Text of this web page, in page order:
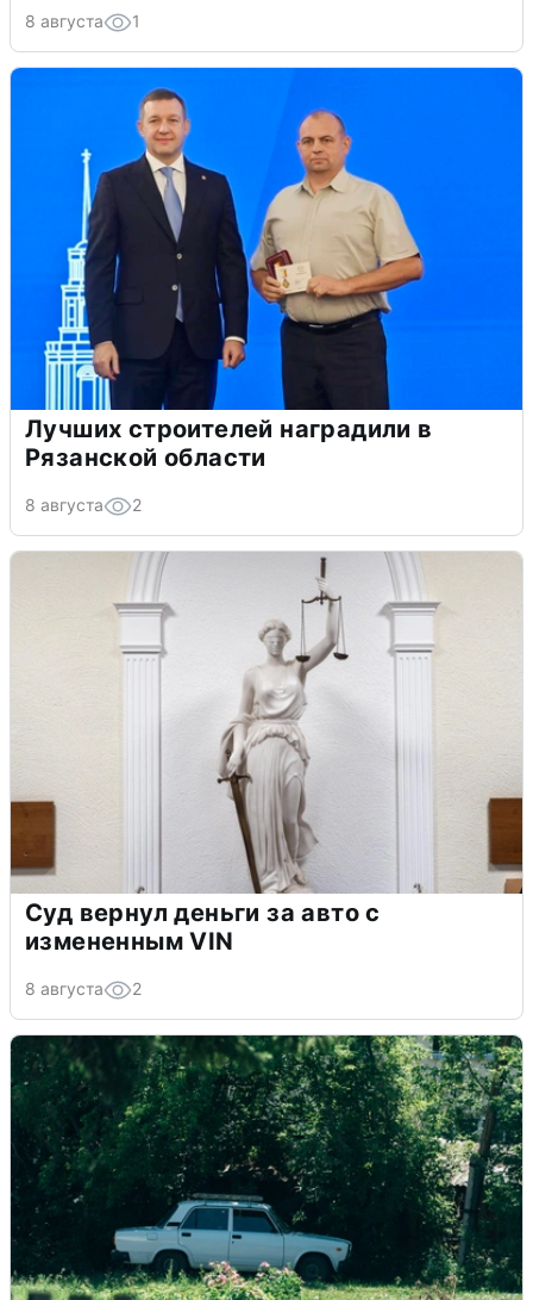
8 августа 1
Лучших строителей наградили в
Рязанской области
8 августа 2
Суд вернул деньги за авто с
измененным VIN
8 августа 2